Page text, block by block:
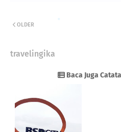
OLDER
travelingika
Baca Juga